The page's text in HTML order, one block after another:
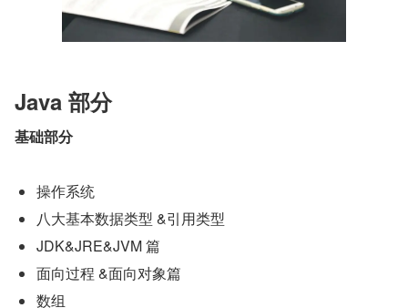
Java 部分
基础部分
操作系统
八大基本数据类型 &引用类型
JDK&JRE&JVM 篇
面向过程 &面向对象篇
数组